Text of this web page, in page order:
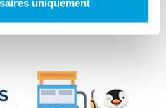
uniquement